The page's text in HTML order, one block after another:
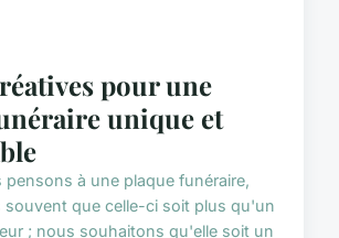
pour une
unique et
pensons à une plaque funéraire,
souvent que celle-ci soit plus qu'un
; nous souhaitons qu'elle soit un